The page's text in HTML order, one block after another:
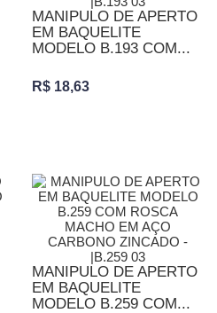
MANIPULO DE APERTO
EM BAQUELITE
MODELO B.193 COM...
R$ 18,63
MANIPULO DE APERTO
EM BAQUELITE
MODELO B.259 COM...